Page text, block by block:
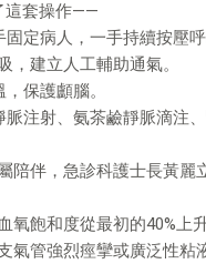
這套操作——
定病人，一手持續按壓
，建立人工輔助通氣。
保護顱腦。
注射、氨茶鹼靜脈滴注
陪伴，急診科護士長黃麗
氧飽和度從最初的40%上
氣管強烈痙攣或廣泛性